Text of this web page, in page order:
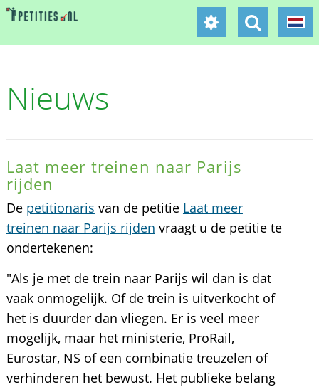
Nieuws
Laat meer treinen naar Parijs
rijden
De petitionaris van de petitie Laat meer
treinen naar Parijs rijden vraagt u de petitie te
ondertekenen:
"Als je met de trein naar Parijs wil dan is dat
vaak onmogelijk. Of de trein is uitverkocht of
het is duurder dan vliegen. Er is veel meer
mogelijk, maar het ministerie, ProRail,
Eurostar, NS of een combinatie treuzelen of
verhinderen het bewust. Het publieke belang